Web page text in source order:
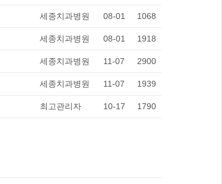
세종치과병원 08-01 1068
세종치과병원 08-01 1918
세종치과병원 11-07 2900
세종치과병원 11-07 1939
최고관리자 10-17 1790